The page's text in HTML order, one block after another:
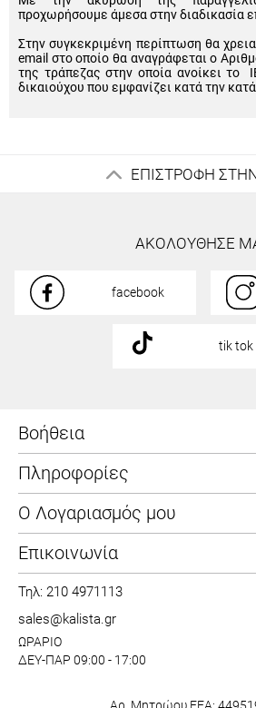
προχωρήσουμε άμεσα στην διαδικασία
Στην συγκεκριμένη περίπτωση θα
email στο οποίο θα αναγράφεται ο
της τράπεζας στην οποία ανοίκει το
δικαιούχου που εμφανίζει κατά την
ΕΠΙΣΤΡΟΦΗ
ΑΚΟΛΟΥΘΗΣΕ
facebook
tik tok
Βοήθεια
Πληροφορίες
Ο Λογαριασμός μου
Επικοινωνία
Τηλ: 210 4971113
sales@kalista.gr
ΩΡΑΡΙΟ
ΔΕΥ-ΠΑΡ 09:00 - 17:00